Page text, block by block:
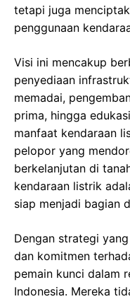
tetapi juga
penggunaan
Visi ini mencakup
penyediaan
memadai,
prima, hingga
manfaat kendaraan
pelopor yang
berkelanjutan di
kendaraan listrik
siap menjadi bagian
Dengan strategi
dan komitmen
pemain kunci dalam
Indonesia. Mereka